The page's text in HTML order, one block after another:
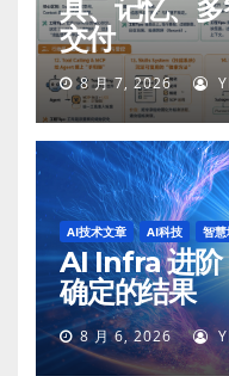
具、记忆、
交付
8 月 7, 2026
AI技术文章 AI科技 智
AI Infra 进阶
确定的结果
8 月 6, 2026